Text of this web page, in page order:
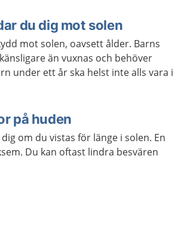
du dig mot solen
mot solen, oavsett ålder. Barns
än vuxnas och behöver
under ett år ska helst inte alls vara i
på huden
om du vistas för länge i solen. En
Du kan oftast lindra besvären